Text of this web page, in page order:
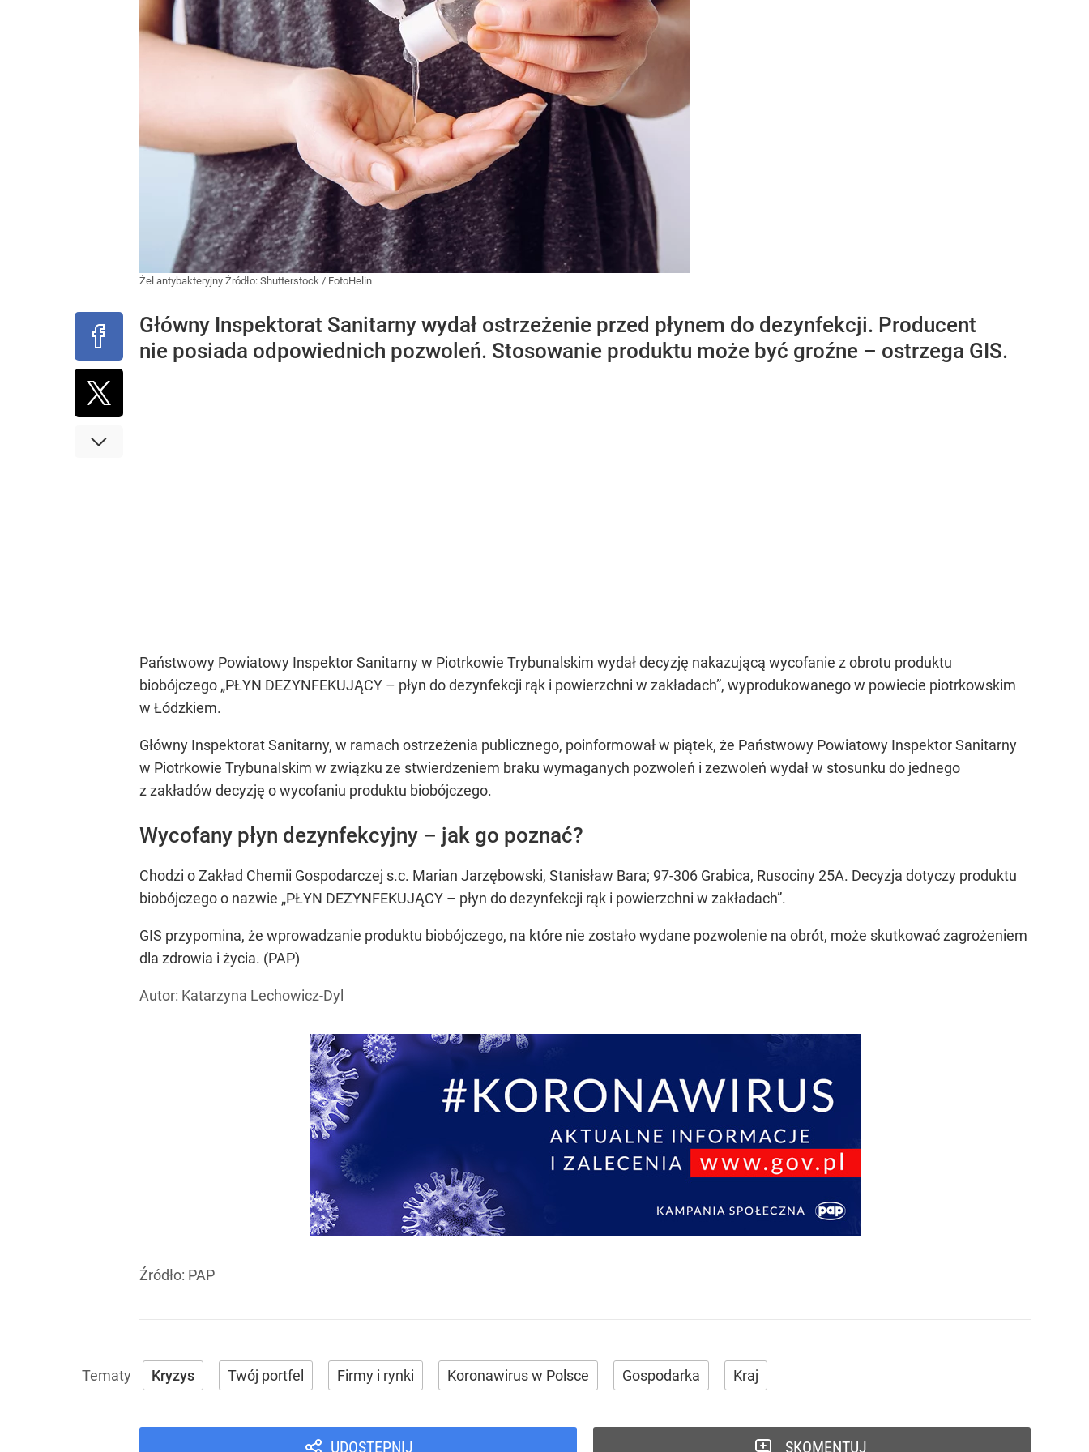
Żel antybakteryjny Źródło: Shutterstock / FotoHelin
Główny Inspektorat Sanitarny wydał ostrzeżenie przed płynem do dezynfekcji. Producent
nie posiada odpowiednich pozwoleń. Stosowanie produktu może być groźne – ostrzega GIS.
Państwowy Powiatowy Inspektor Sanitarny w Piotrkowie Trybunalskim wydał decyzję nakazującą wycofanie z obrotu produktu
biobójczego „PŁYN DEZYNFEKUJĄCY – płyn do dezynfekcji rąk i powierzchni w zakładach”, wyprodukowanego w powiecie piotrkowskim
w Łódzkiem.
Główny Inspektorat Sanitarny, w ramach ostrzeżenia publicznego, poinformował w piątek, że Państwowy Powiatowy Inspektor Sanitarny
w Piotrkowie Trybunalskim w związku ze stwierdzeniem braku wymaganych pozwoleń i zezwoleń wydał w stosunku do jednego
z zakładów decyzję o wycofaniu produktu biobójczego.
Wycofany płyn dezynfekcyjny – jak go poznać?
Chodzi o Zakład Chemii Gospodarczej s.c. Marian Jarzębowski, Stanisław Bara; 97-306 Grabica, Rusociny 25A. Decyzja dotyczy produktu
biobójczego o nazwie „PŁYN DEZYNFEKUJĄCY – płyn do dezynfekcji rąk i powierzchni w zakładach”.
GIS przypomina, że wprowadzanie produktu biobójczego, na które nie zostało wydane pozwolenie na obrót, może skutkować zagrożeniem
dla zdrowia i życia. (PAP)
Autor: Katarzyna Lechowicz-Dyl
Źródło: PAP
Kryzys Twój portfel Firmy i rynki Koronawirus w Polsce Gospodarka Kraj
UDOSTĘPNIJ SKOMENTUJ